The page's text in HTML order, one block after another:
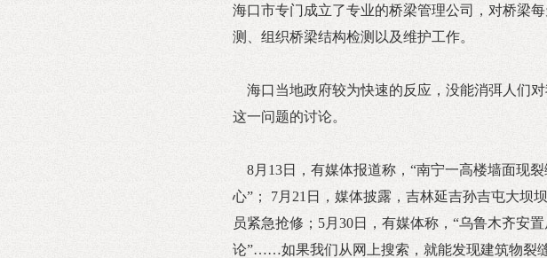
海口市专门成立了专业的桥梁管理公司，对桥梁
测、组织桥梁结构检测以及维护工作。
海口当地政府较为快速的反应，没能消弭人们对
这一问题的讨论。
8月13日，有媒体报道称，“南宁一高楼墙面现
心”； 7月21日，媒体披露，吉林延吉孙吉屯大坝
员紧急抢修；5月30日，有媒体称，“乌鲁木齐安
论”……如果我们从网上搜索，就能发现建筑物裂